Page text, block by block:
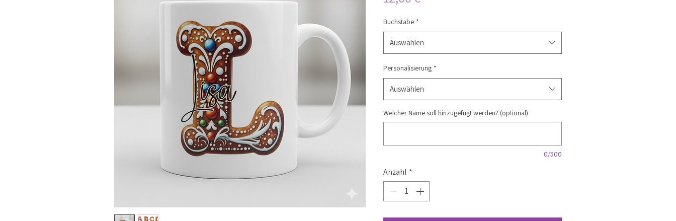
Buchstabe *
Auswählen
Personalisierung *
Auswählen
Welcher Name soll hinzugefügt werden? (optional)
0/500
Anzahl *